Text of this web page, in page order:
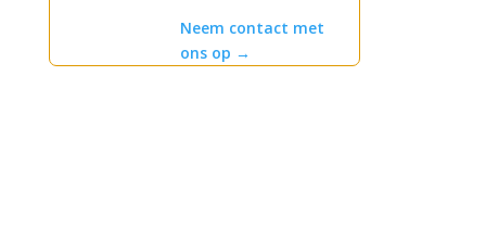
Neem contact met
ons op →